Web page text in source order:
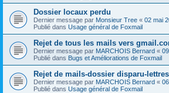
Dossier locaux perdu
Dernier message par Monsieur Tree « 02 mai
Publié dans Usage général de Foxmail
Rejet de tous les mails vers
Dernier message par MARCHOIS Bernard «
Publié dans Bugs et Améliorations de Foxmail
Rejet de mails-dossier disparu-
Dernier message par MARCHOIS Bernard «
Publié dans Usage général de Foxmail